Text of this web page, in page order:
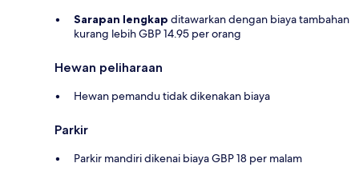
Sarapan lengkap ditawarkan dengan biaya tambahan
kurang lebih GBP 14.95 per orang
Hewan peliharaan
Hewan pemandu tidak dikenakan biaya
Parkir
Parkir mandiri dikenai biaya GBP 18 per malam